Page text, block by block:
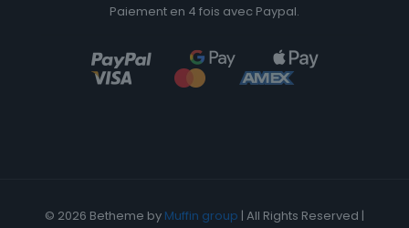
Paiement en 4 fois avec Paypal.
© 2026 Betheme by Muffin group | All Rights Reserved |